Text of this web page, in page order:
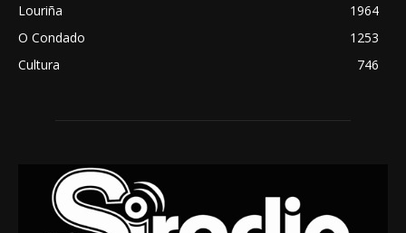
Louriña
1964
O Condado
1253
Cultura
746